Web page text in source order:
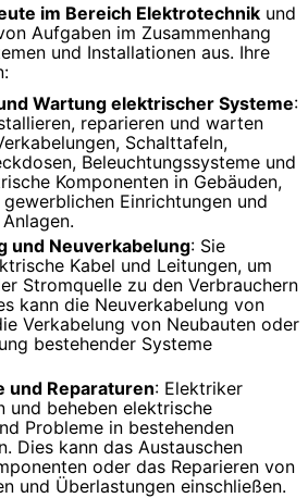
im Bereich Elektrotechnik und
Aufgaben im Zusammenhang
und Installationen aus. Ihre
Wartung elektrischer Systeme:
reparieren und warten
Schalttafeln,
Beleuchtungssysteme und
Komponenten in Gebäuden,
gewerblichen Einrichtungen und
und Neuverkabelung: Sie
Kabel und Leitungen, um
Stromquelle zu den Verbrauchern
kann die Neuverkabelung von
Verkabelung von Neubauten oder
bestehender Systeme
und Reparaturen: Elektriker
und beheben elektrische
Probleme in bestehenden
Dies kann das Austauschen
oder das Reparieren von
und Überlastungen einschließen.